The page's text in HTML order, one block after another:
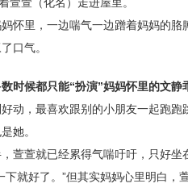
怀里，一边喘气一边蹭着妈妈的
口气。
时候都只能“扮演”妈妈怀里的文静
动，最喜欢跟别的小朋友一起跑
她。
萱萱就已经累得气喘吁吁，只好
就好了。”但其实妈妈心里明白，